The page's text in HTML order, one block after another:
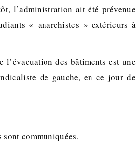
l’administration ait été prévenue
« anarchistes » extérieurs à
des bâtiments est une
de gauche, en ce jour de
communiquées.